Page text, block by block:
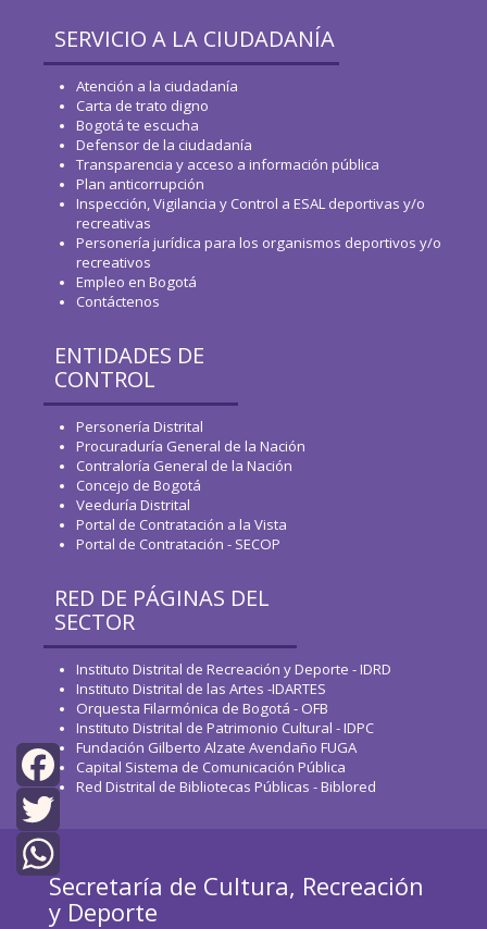
Facebook
Twitter
WhatsApp
SERVICIO A LA CIUDADANÍA
Atención a la ciudadanía
Carta de trato digno
Bogotá te escucha
Defensor de la ciudadanía
Transparencia y acceso a información pública
Plan anticorrupción
Inspección, Vigilancia y Control a ESAL deportivas y/o
recreativas
Personería jurídica para los organismos deportivos y/o
recreativos
Empleo en Bogotá
Contáctenos
ENTIDADES DE
CONTROL
Personería Distrital
Procuraduría General de la Nación
Contraloría General de la Nación
Concejo de Bogotá
Veeduría Distrital
Portal de Contratación a la Vista
Portal de Contratación - SECOP
RED DE PÁGINAS DEL
SECTOR
Instituto Distrital de Recreación y Deporte - IDRD
Instituto Distrital de las Artes -IDARTES
Orquesta Filarmónica de Bogotá - OFB
Instituto Distrital de Patrimonio Cultural - IDPC
Fundación Gilberto Alzate Avendaño FUGA
Capital Sistema de Comunicación Pública
Red Distrital de Bibliotecas Públicas - Biblored
Secretaría de Cultura, Recreación
y Deporte